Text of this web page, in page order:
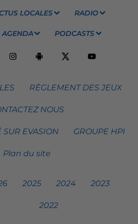
LOCALES RADIO
AGENDA PODCASTS
RÈGLEMENT DES JEUX
NOUS
SUR EVASION GROUPE HPI
Plan du site
2025 2024 2023
2022